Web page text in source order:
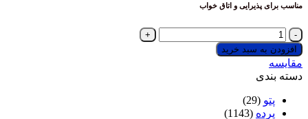
و اتاق خواب
سبد خرید